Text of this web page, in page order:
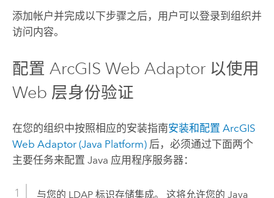
添加帐户并完成以下步骤之后，用户可以登录到组织并
访问内容。
配置 ArcGIS Web Adaptor以使用
Web 层身份验证
在您的组织中按照相应的安装指南安装和配置 ArcGIS
Web Adaptor (Java Platform)后，必须通过下面两个
主要任务来配置 Java 应用程序服务器：
与您的 LDAP 标识存储集成。 这将允许您的 Java